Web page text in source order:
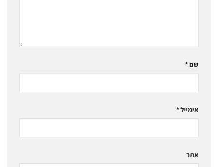
שם*
אימייל*
אתר